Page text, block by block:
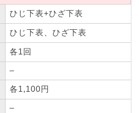
ひじ下表+ひざ下表
ひじ下表、ひざ下表
各1回
–
各1,100円
–